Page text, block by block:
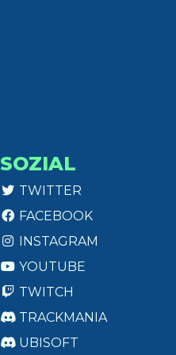
SOZIAL
TWITTER
FACEBOOK
INSTAGRAM
YOUTUBE
TWITCH
TRACKMANIA
UBISOFT